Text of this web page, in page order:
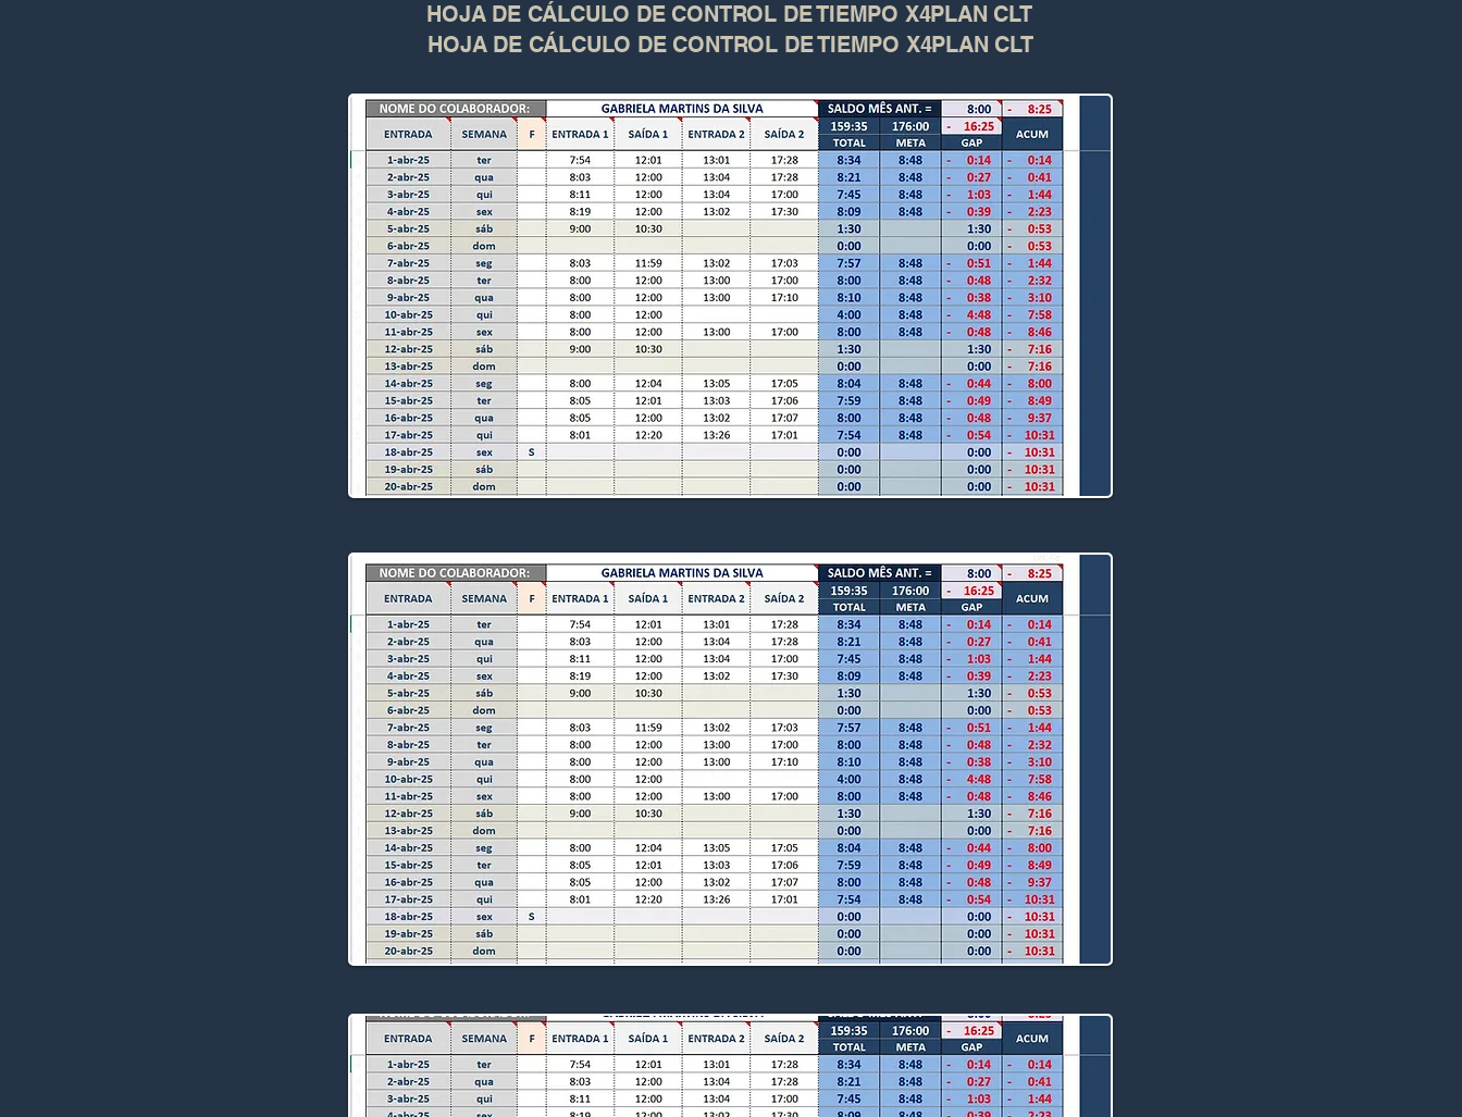
HOJA DE CÁLCULO DE CONTROL DE TIEMPO X4PLAN CLT
HOJA DE CÁLCULO DE CONTROL DE TIEMPO X4PLAN CLT